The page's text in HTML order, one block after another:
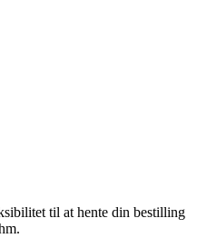
til at hente din bestilling